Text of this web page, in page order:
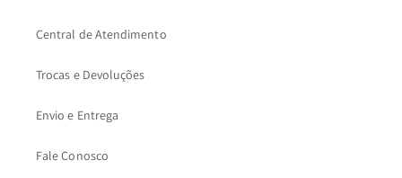
Central de Atendimento
Trocas e Devoluções
Envio e Entrega
Fale Conosco